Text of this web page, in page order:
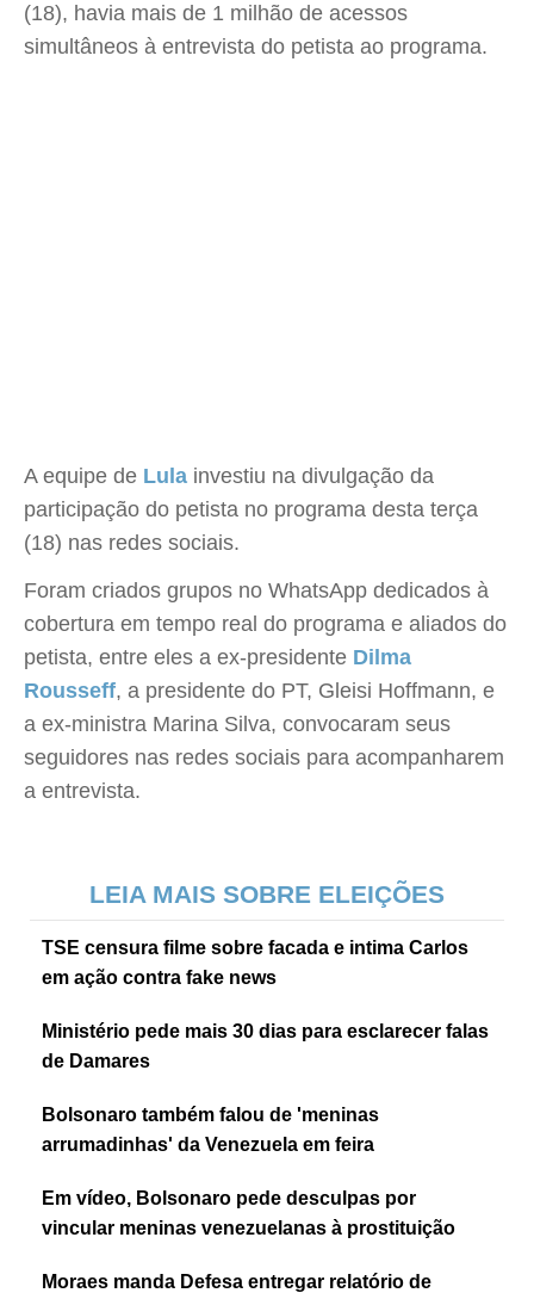
(18), havia mais de 1 milhão de acessos
simultâneos à entrevista do petista ao programa.
A equipe de Lula investiu na divulgação da
participação do petista no programa desta terça
(18) nas redes sociais.
Foram criados grupos no WhatsApp dedicados à
cobertura em tempo real do programa e aliados do
petista, entre eles a ex-presidente Dilma
Rousseff, a presidente do PT, Gleisi Hoffmann, e
a ex-ministra Marina Silva, convocaram seus
seguidores nas redes sociais para acompanharem
a entrevista.
LEIA MAIS SOBRE ELEIÇÕES
TSE censura filme sobre facada e intima Carlos
em ação contra fake news
Ministério pede mais 30 dias para esclarecer falas
de Damares
Bolsonaro também falou de 'meninas
arrumadinhas' da Venezuela em feira
Em vídeo, Bolsonaro pede desculpas por
vincular meninas venezuelanas à prostituição
Moraes manda Defesa entregar relatório de